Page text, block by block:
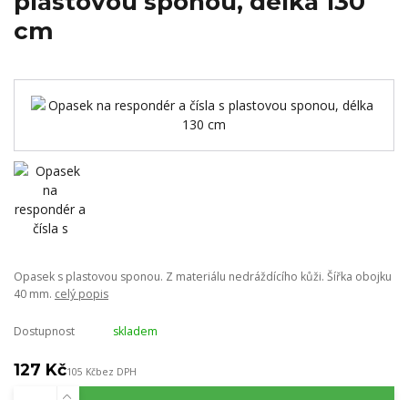
cm
Opasek s plastovou sponou. Z materiálu nedráždícího kůži. Šířka obojku
40 mm. celý popis
Dostupnost skladem
127 Kč105 Kčbez DPH